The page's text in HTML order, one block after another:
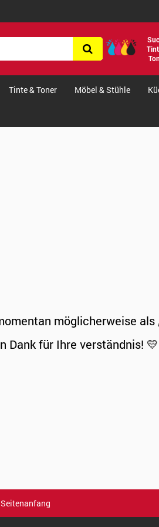
Tinte & Toner Möbel & Stühle
möglicherweise als
Dank für Ihre verständnis! 💛